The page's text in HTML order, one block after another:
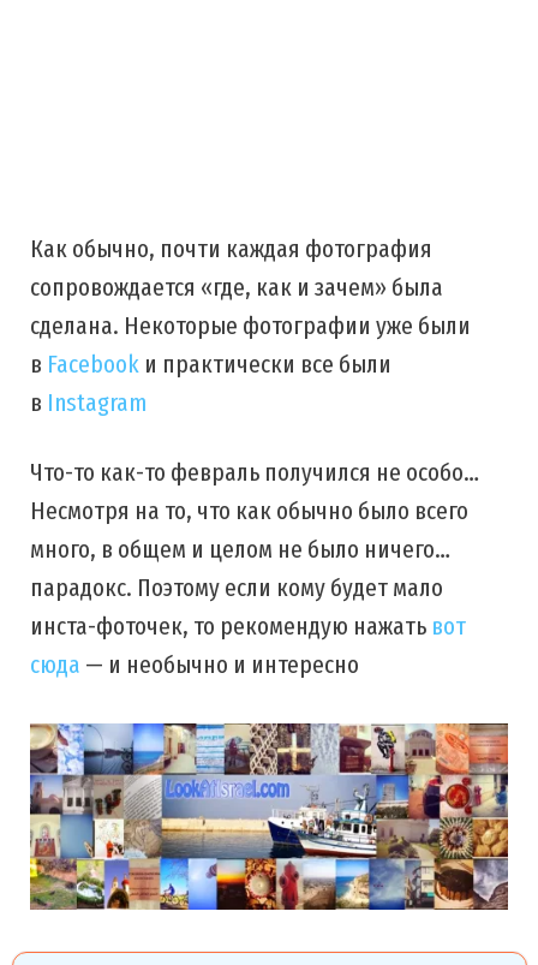
Как обычно, почти каждая фотография
сопровождается «где, как и зачем» была
сделана. Некоторые фотографии уже были
в Facebook и практически все были
в Instagram
Что-то как-то февраль получился не особо…
Несмотря на то, что как обычно было всего
много, в общем и целом не было ничего…
парадокс. Поэтому если кому будет мало
инста-фоточек, то рекомендую нажать вот
сюда — и необычно и интересно